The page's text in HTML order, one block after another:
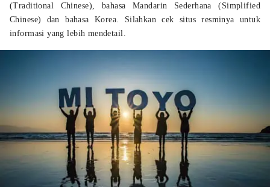
(Traditional Chinese), bahasa Mandarin Sederhana (Simplified
Chinese) dan bahasa Korea. Silahkan cek situs resminya untuk
informasi yang lebih mendetail.